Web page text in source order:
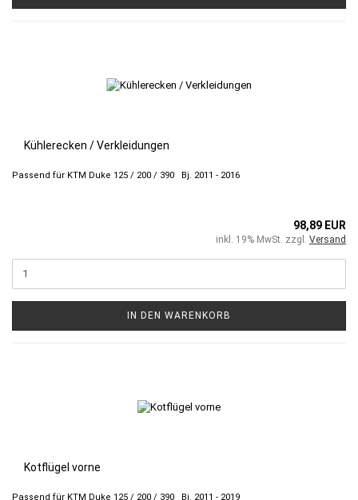
Kühlerecken / Verkleidungen
Passend für KTM Duke 125 / 200 / 390 Bj. 2011 - 2016
98,89 EUR
inkl. 19% MwSt. zzgl. Versand
IN DEN WARENKORB
Kotflügel vorne
Passend für KTM Duke 125 / 200 / 390 Bj. 2011 - 2019